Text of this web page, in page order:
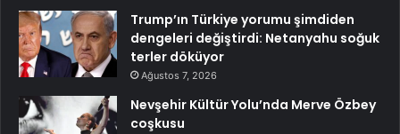
Trump’ın Türkiye yorumu şimdiden
dengeleri değiştirdi: Netanyahu soğuk
terler döküyor
Ağustos 7, 2026
Nevşehir Kültür Yolu’nda Merve Özbey
coşkusu